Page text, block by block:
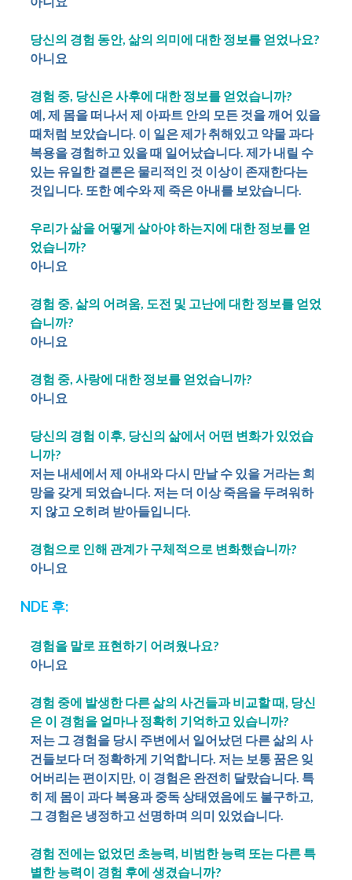
당신의 경험 동안, 삶의 의미에 대한 정보를 얻었나요?
아니요
경험 중, 당신은 사후에 대한 정보를 얻었습니까?
예, 제 몸을 떠나서 제 아파트 안의 모든 것을 깨어 있을
때처럼 보았습니다. 이 일은 제가 취해있고 약물 과다
복용을 경험하고 있을 때 일어났습니다. 제가 내릴 수
있는 유일한 결론은 물리적인 것 이상이 존재한다는
것입니다. 또한 예수와 제 죽은 아내를 보았습니다.
우리가 삶을 어떻게 살아야 하는지에 대한 정보를 얻
었습니까?
아니요
경험 중, 삶의 어려움, 도전 및 고난에 대한 정보를 얻었
습니까?
아니요
경험 중, 사랑에 대한 정보를 얻었습니까?
아니요
당신의 경험 이후, 당신의 삶에서 어떤 변화가 있었습
니까?
저는 내세에서 제 아내와 다시 만날 수 있을 거라는 희
망을 갖게 되었습니다. 저는 더 이상 죽음을 두려워하
지 않고 오히려 받아들입니다.
경험으로 인해 관계가 구체적으로 변화했습니까?
아니요
NDE 후:
경험을 말로 표현하기 어려웠나요?
아니요
경험 중에 발생한 다른 삶의 사건들과 비교할 때, 당신
은 이 경험을 얼마나 정확히 기억하고 있습니까?
저는 그 경험을 당시 주변에서 일어났던 다른 삶의 사
건들보다 더 정확하게 기억합니다. 저는 보통 꿈은 잊
어버리는 편이지만, 이 경험은 완전히 달랐습니다. 특
히 제 몸이 과다 복용과 중독 상태였음에도 불구하고,
그 경험은 냉정하고 선명하며 의미 있었습니다.
경험 전에는 없었던 초능력, 비범한 능력 또는 다른 특
별한 능력이 경험 후에 생겼습니까?